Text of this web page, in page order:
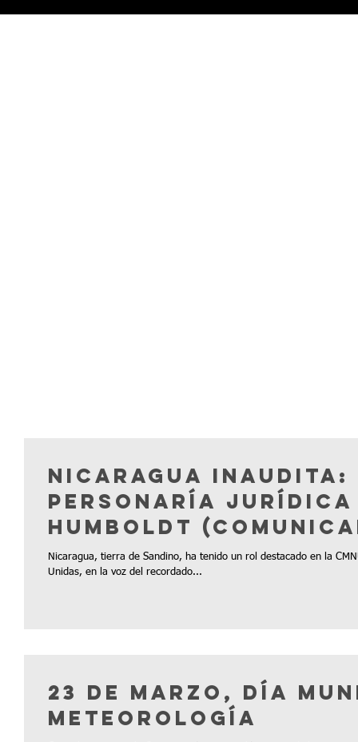
Nicaragua
Personaría
Humboldt
Nicaragua, tierra de Sandino, ha tenido un rol destacado en la
Unidas, en la voz del recordado...
23 de marzo, Día
Meteorología